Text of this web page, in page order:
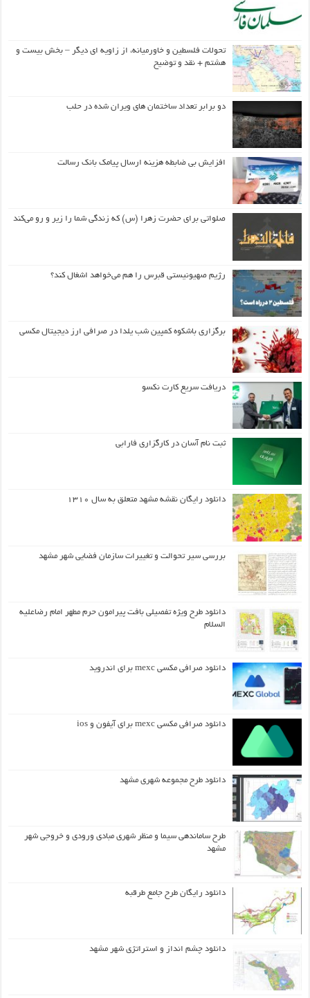
تحولات فلسطین و خاورمیانه، از زاویه ای دیگر – بخش بیست و
هشتم + نقد و توضیح
دو برابر تعداد ساختمان های ویران شده در حلب
افزایش بی ضابطه هزینه ارسال پیامک بانک رسالت
صلواتی برای حضرت زهرا (س) که زندگی شما را زیر و رو می‌کند
رژیم صهیونیستی قبرس را هم می‌خواهد اشغال کند؟
برگزاری باشکوه کمپین شب یلدا در صرافی ارز دیجیتال مکسی
دریافت سریع کارت نکسو
ثبت نام آسان در کارگزاری فارابی
دانلود رایگان نقشه مشهد متعلق به سال ۱۳۱۰
بررسی سیر تحوالت و تغییرات سازمان فضایی شهر مشهد
دانلود طرح ويژه تفصيلي بافت پيرامون حرم مطهر امام رضاعليه
السلام
دانلود صرافی مکسی mexc برای اندروید
دانلود صرافی مکسی mexc برای آیفون و ios
دانلود طرح مجموعه شهری مشهد
طرح ساماندهی سیما و منظر شهری مبادی ورودی و خروجی شهر
مشهد
دانلود رایگان طرح جامع طرقبه
دانلود چشم انداز و استراتژی شهر مشهد